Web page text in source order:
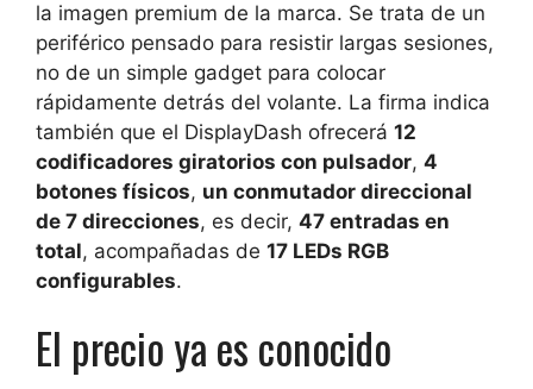
la imagen premium de la marca. Se trata de un
periférico pensado para resistir largas sesiones,
no de un simple gadget para colocar
rápidamente detrás del volante. La firma indica
también que el DisplayDash ofrecerá 12
codificadores giratorios con pulsador, 4
botones físicos, un conmutador direccional
de 7 direcciones, es decir, 47 entradas en
total, acompañadas de 17 LEDs RGB
configurables.
El precio ya es conocido